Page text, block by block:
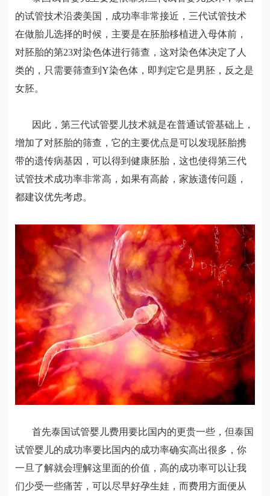
的试管技术沿袭美国，成功率非常接近，三代试管技术
在做胎儿选择的时候，主要是在胚胎移植进入母体前，
对胚胎的第23对染色体进行筛查，这对染色体决定了人
类的，只需要筛查到 Y染色体，即判定它是男胚，反之是
女胚。
因此，第三代试管婴儿技术就是在普通试管基础上，
增加了对胚胎的筛查，它的主要优点是可以发现胚胎携
带的遗传病基因，可以得到健康胚胎，这也使得第三代
试管技术成功率非常高，如果有高龄，家族遗传问题，
都建议优先考虑。
首先泰国试管婴儿费用要比国内的更贵一些，但泰国
试管婴儿的成功率要比国内的成功率确实高出很多，你
一旦了解就会理解这里面的价值，高的成功率可以让我
们少受一些痛苦，可以尽早好孕生娃，而费用方面便从